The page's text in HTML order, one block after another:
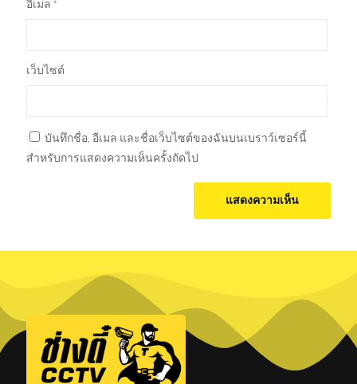
อีเมล *
เว็บไซต์
บันทึกชื่อ, อีเมล และชื่อเว็บไซต์ของฉันบนเบราว์เซอร์นี้
สำหรับการแสดงความเห็นครั้งถัดไป